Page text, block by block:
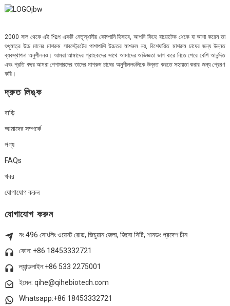
2000 সাল থেকে এই শিল্পে একটি নেতৃস্থানীয় কোম্পানি হিসাবে, আপনি কিহে বায়োটেক থেকে যা আশা করেন তা
শুধুমাত্র উচ্চ মানের মাশরুম সাবস্ট্রেটের পাশাপাশি উচ্চতর মাশরুম নয়, বিশেষায়িত মাশরুম চাষের জন্য উন্নত
ব্যবস্থাপনা অনুশীলনও। আমরা আমাদের গ্রাহকদের সাথে আমাদের অভিজ্ঞতা ভাগ করে নিতে পেরে বেশি আনন্দিত
এবং প্রতি বছর আমরা পেশাদারদের তাদের মাশরুম চাষের অনুশীলনগুলিকে উন্নত করতে সহায়তা করার জন্য প্রেরণ
করি।
দ্রুত লিঙ্ক
বাড়ি
আমাদের সম্পর্কে
পণ্য
FAQs
খবর
যোগাযোগ করুন
যোগাযোগ করুন
নং 496 সোংলিং ওয়েস্ট রোড, জিচুয়ান জেলা, জিবো সিটি, শানডং প্রদেশ চীন
ফোন: +86 18453332721
ল্যান্ডলাইন:+86 533 2275001
ইমেল: qihe@qihebiotech.com
Whatsapp:+86 18453332721